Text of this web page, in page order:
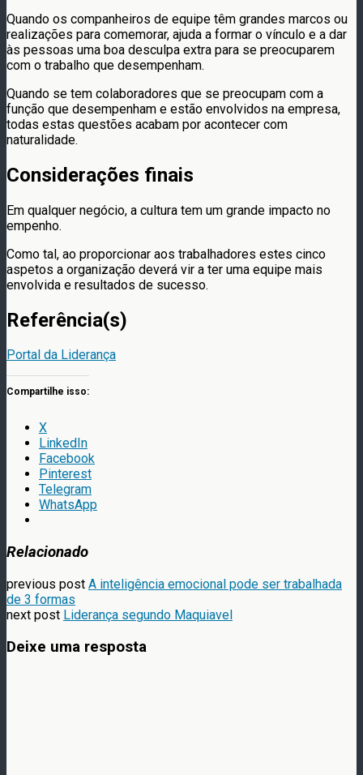
Quando os companheiros de equipe têm grandes marcos ou
realizações para comemorar, ajuda a formar o vínculo e a dar
às pessoas uma boa desculpa extra para se preocuparem
com o trabalho que desempenham.
Quando se tem colaboradores que se preocupam com a
função que desempenham e estão envolvidos na empresa,
todas estas questões acabam por acontecer com
naturalidade.
Considerações finais
Em qualquer negócio, a cultura tem um grande impacto no
empenho.
Como tal, ao proporcionar aos trabalhadores estes cinco
aspetos a organização deverá vir a ter uma equipe mais
envolvida e resultados de sucesso.
Referência(s)
Portal da Liderança
Compartilhe isso:
X
LinkedIn
Facebook
Pinterest
Telegram
WhatsApp
Relacionado
previous post A inteligência emocional pode ser trabalhada
de 3 formas
next post Liderança segundo Maquiavel
Deixe uma resposta